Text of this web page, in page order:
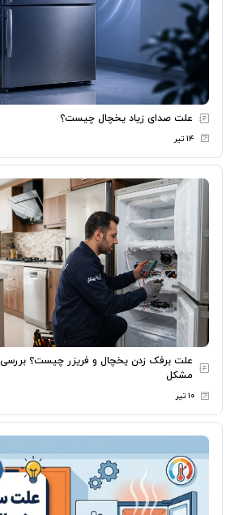
علت صدای زیاد یخچال چیست؟
۱۴ تیر
علت برفک زدن یخچال و فریزر چیست؟
مشکل
۱۰ تیر